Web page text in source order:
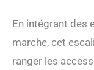
En intégrant des
marche, cet
ranger les